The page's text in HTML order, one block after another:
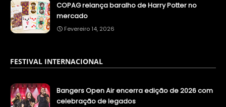
COPAG relança baralho de Harry Potter no
mercado
Fevereiro 14, 2026
FESTIVAL INTERNACIONAL
Bangers Open Air encerra edição de 2026 com
celebração de legados